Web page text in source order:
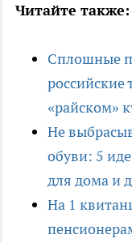
Читайте также:
Сплошные
российские
«райском»
Не
обуви: 5
для дома и
На 1